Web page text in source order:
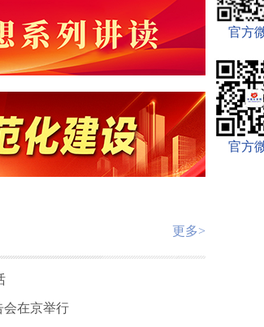
更多>
会在京举行
官方
官方